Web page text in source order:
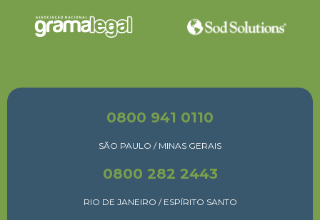
0800 941 0110
SÃO PAULO / MINAS GERAIS
0800 282 2443
RIO DE JANEIRO / ESPÍRITO SANTO